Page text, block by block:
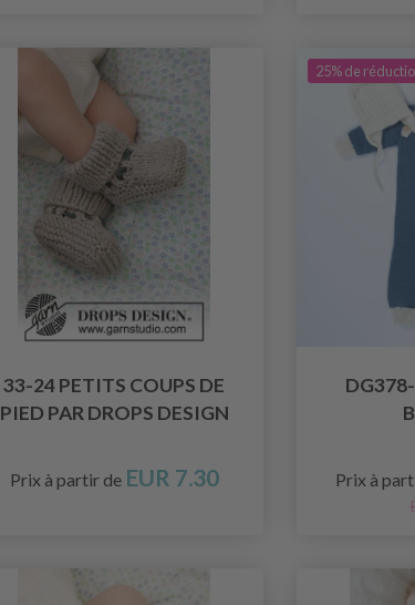
33-24 PETITS COUPS DE
PIED PAR DROPS DESIGN
Prix à partir de EUR 7.30
25% de
Prix à